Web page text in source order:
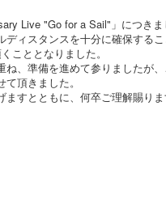
Live "Go for a Sail"」につき
ィスタンスを十分に確保する
こととなりました。
、準備を進めて参りましたが
頂きました。
すとともに、何卒ご理解賜り